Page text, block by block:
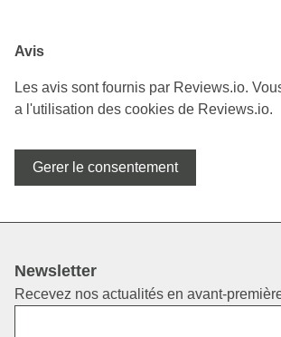
Avis
Les avis sont fournis par Reviews.io.
a l'utilisation des cookies de Reviews.io.
Gerer le consentement
Newsletter
Recevez nos actualités en avant-